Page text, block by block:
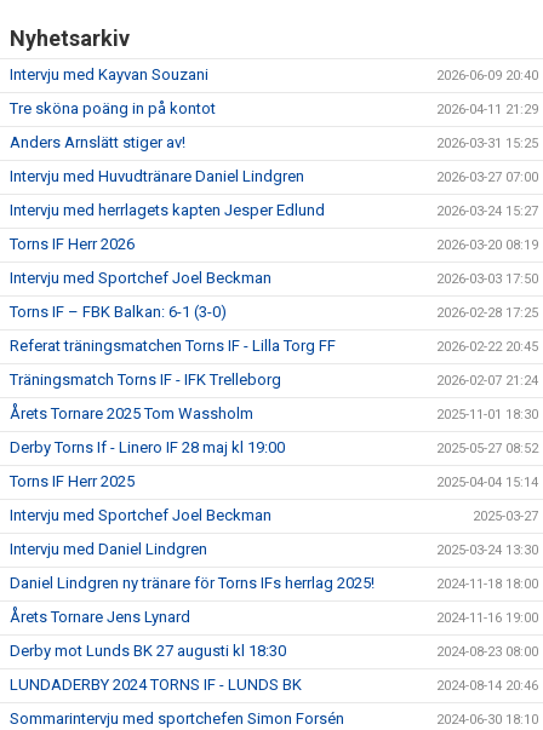
Nyhetsarkiv
Intervju med Kayvan Souzani 2026-06-09 20:40
Tre sköna poäng in på kontot 2026-04-11 21:29
Anders Arnslätt stiger av! 2026-03-31 15:25
Intervju med Huvudtränare Daniel Lindgren 2026-03-27 07:00
Intervju med herrlagets kapten Jesper Edlund 2026-03-24 15:27
Torns IF Herr 2026 2026-03-20 08:19
Intervju med Sportchef Joel Beckman 2026-03-03 17:50
Torns IF – FBK Balkan: 6-1 (3-0) 2026-02-28 17:25
Referat träningsmatchen Torns IF - Lilla Torg FF 2026-02-22 20:45
Träningsmatch Torns IF - IFK Trelleborg 2026-02-07 21:24
Årets Tornare 2025 Tom Wassholm 2025-11-01 18:30
Derby Torns If - Linero IF 28 maj kl 19:00 2025-05-27 08:52
Torns IF Herr 2025 2025-04-04 15:14
Intervju med Sportchef Joel Beckman 2025-03-27
Intervju med Daniel Lindgren 2025-03-24 13:30
Daniel Lindgren ny tränare för Torns IFs herrlag 2025! 2024-11-18 18:00
Årets Tornare Jens Lynard 2024-11-16 19:00
Derby mot Lunds BK 27 augusti kl 18:30 2024-08-23 08:00
LUNDADERBY 2024 TORNS IF - LUNDS BK 2024-08-14 20:46
Sommarintervju med sportchefen Simon Forsén 2024-06-30 18:10